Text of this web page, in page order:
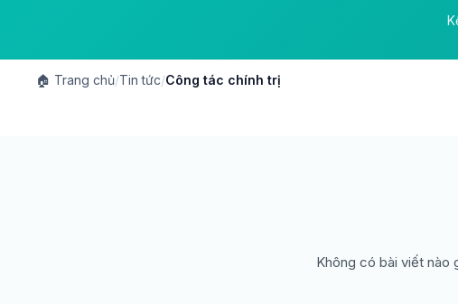
🏠 Trang chủ/Tin tức/Công tác chính trị
Không có bài viết nào